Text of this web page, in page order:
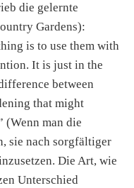
die gelernte
Gardens):
is to use them with
It is just in the
between
that might
(Wenn man die
sie nach sorgfältiger
Die Art, wie
Unterschied